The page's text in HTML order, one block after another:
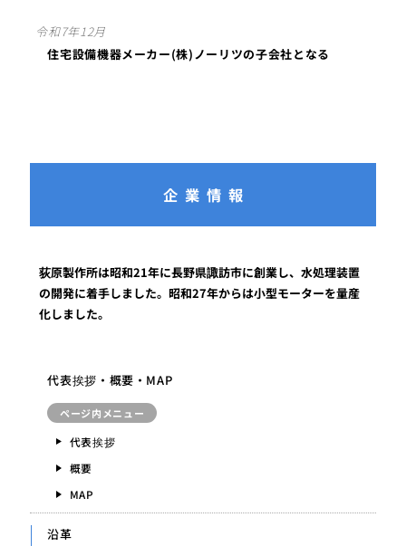
令和7年12月
住宅設備機器メーカー(株)ノーリツの子会社となる
企業情報
荻原製作所は昭和21年に長野県諏訪市に創業し、水処理装置
の開発に着手しました。昭和27年からは小型モーターを量産
化しました。
代表挨拶・概要・MAP
ページ内メニュー
代表挨拶
概要
MAP
沿革